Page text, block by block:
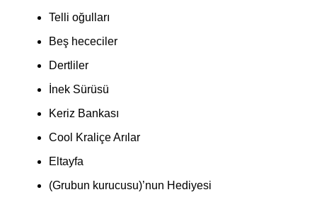
Telli oğulları
Beş hececiler
Dertliler
İnek Sürüsü
Keriz Bankası
Cool Kraliçe Arılar
Eltayfa
(Grubun kurucusu)’nun Hediyesi